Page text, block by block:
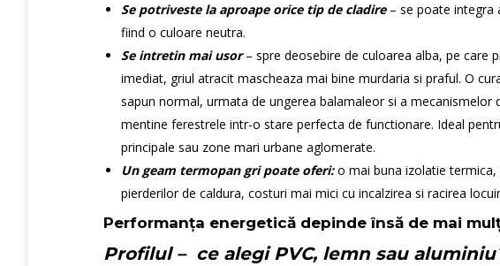
Se potriveste la aproape orice tip de cladire– se poate integra
fiind o culoare neutra.
Se intretin mai usor – spre deosebire de culoarea alba, pe care
imediat, griul atracit mascheaza mai bine murdaria si praful. O
sapun normal, urmata de ungerea balamaleor si a mecanismelor
mentine ferestrele intr-o stare perfecta de functionare. Ideal
principale sau zone mari urbane aglomerate.
Un geam termopan gri poate oferi:o mai buna izolatie
pierderilor de caldura, costuri mai mici cu incalzirea si racirea
Performanța energetică depinde însă de mai
Profilul – ce alegi PVC, lemn sau